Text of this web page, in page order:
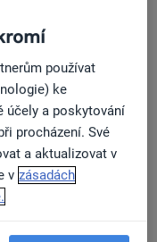
používat
ke
účely a poskytování
procházení. Své
a aktualizovat v
v zásadách